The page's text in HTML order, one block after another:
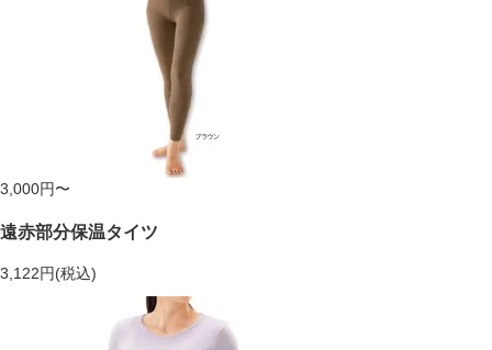
3,000円〜
遠赤部分保温タイツ
3,122円(税込)